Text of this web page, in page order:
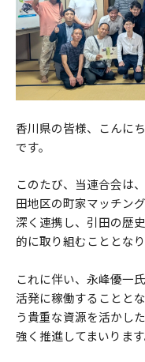
香川県の皆様、こんに
です。
このたび、当連合会は
田地区の町家マッチン
深く連携し、引田の歴
的に取り組むこととなり
これに伴い、永峰優一
活発に稼働することと
う貴重な資源を活かし
強く推進してまいります